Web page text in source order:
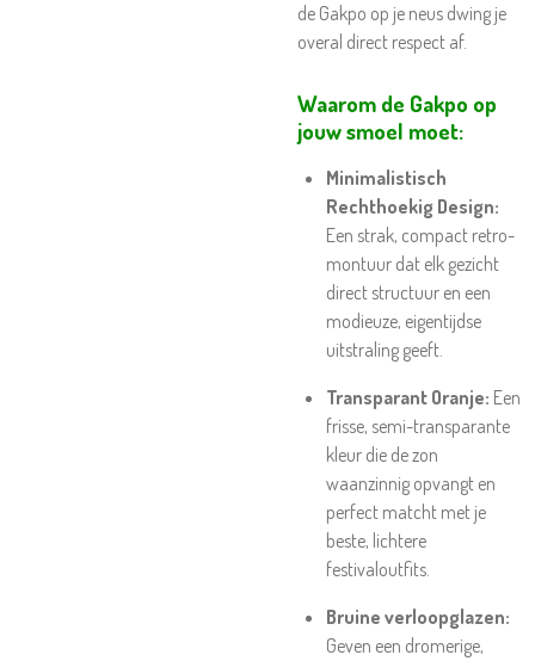
de Gakpo op je neus dwing je
overal direct respect af.
Waarom de Gakpo op
jouw smoel moet:
Minimalistisch
Rechthoekig Design:
Een strak, compact retro-
montuur dat elk gezicht
direct structuur en een
modieuze, eigentijdse
uitstraling geeft.
Transparant Oranje: Een
frisse, semi-transparante
kleur die de zon
waanzinnig opvangt en
perfect matcht met je
beste, lichtere
festivaloutfits.
Bruine verloopglazen:
Geven een dromerige,